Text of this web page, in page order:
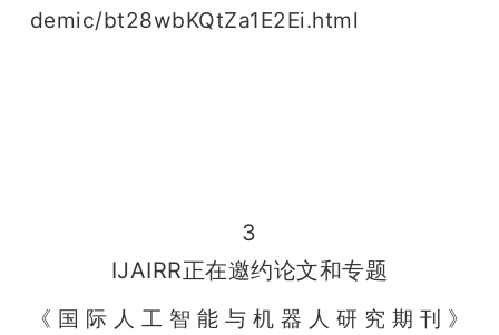
demic/bt28wbKQtZa1E2Ei.html
3
IJAIRR正在邀约论文和专题
《国际人工智能与机器人研究期刊》